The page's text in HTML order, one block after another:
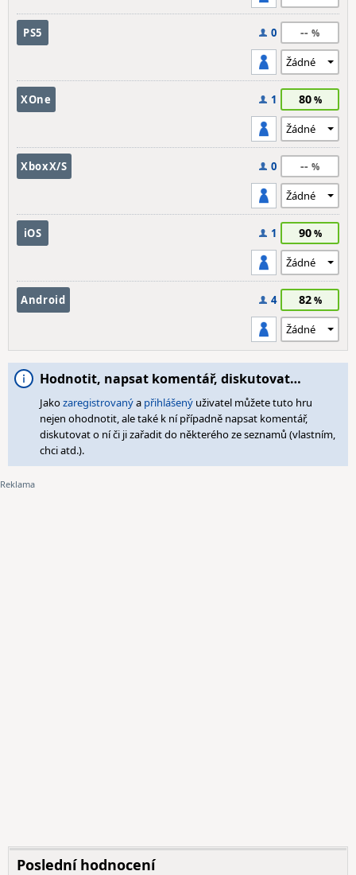
PS5 0 --
XOne 1 80
XboxX/S 0 --
iOS 1 90
Android 4 82
Hodnotit, napsat komentář, diskutovat…
Jakozaregistrovanýa přihlášený uživatel můžete tuto hru
nejen ohodnotit, ale také k ní případně napsat komentář,
diskutovat o ní či ji zařadit do některého ze seznamů (vlastním,
chci atd.).
Poslední hodnocení